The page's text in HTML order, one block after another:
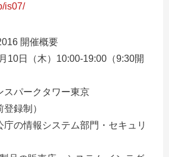
is07/
開催概要
10日（木）10:00-19:00（9:30開
パークタワー東京
録制）
の情報システム部門・セキュリ